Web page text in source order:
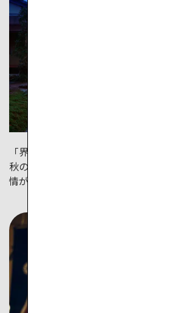
「界 加賀」では趣向を凝らした季節の
秋の宵を飾る「水引灯り」を湯上りに
情があります。